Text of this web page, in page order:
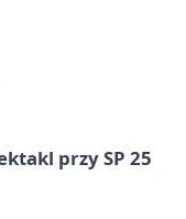
przy SP 25